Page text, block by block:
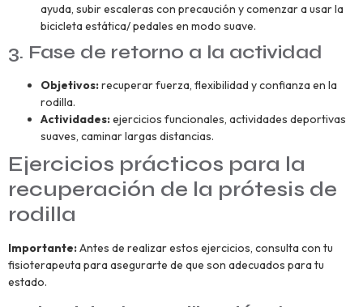
ayuda, subir escaleras con precaución y comenzar a usar la
bicicleta estática/ pedales en modo suave.
3. Fase de retorno a la actividad
Objetivos:recuperar fuerza, flexibilidad y confianza en la
rodilla.
Actividades:ejercicios funcionales, actividades deportivas
suaves, caminar largas distancias.
Ejercicios prácticos para la
recuperación de la prótesis de
rodilla
Importante:Antes de realizar estos ejercicios, consulta con tu
fisioterapeuta para asegurarte de que son adecuados para tu
estado.